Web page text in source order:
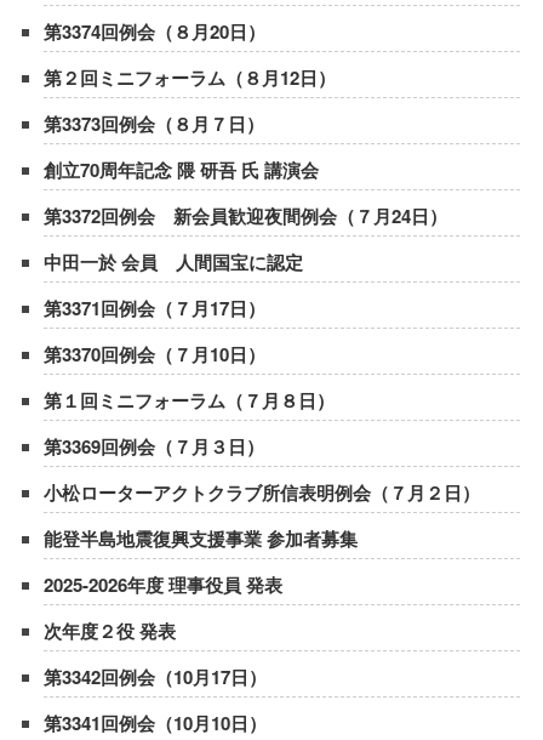
第3374回例会（８月20日）
第２回ミニフォーラム（８月12日）
第3373回例会（８月７日）
創立70周年記念 隈 研吾 氏 講演会
第3372回例会 新会員歓迎夜間例会（７月24日）
中田一於 会員 人間国宝に認定
第3371回例会（７月17日）
第3370回例会（７月10日）
第１回ミニフォーラム（７月８日）
第3369回例会（７月３日）
小松ローターアクトクラブ所信表明例会（７月２日）
能登半島地震復興支援事業 参加者募集
2025-2026年度 理事役員 発表
次年度２役 発表
第3342回例会（10月17日）
第3341回例会（10月10日）